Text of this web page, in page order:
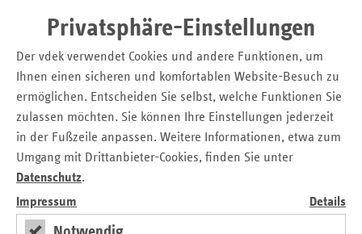
Privatsphäre-Einstellungen
Der vdek verwendet Cookies und andere Funktionen, um
Ihnen einen sicheren und komfortablen Website-Besuch zu
ermöglichen. Entscheiden Sie selbst, welche Funktionen Sie
zulassen möchten. Sie können Ihre Einstellungen jederzeit
in der Fußzeile anpassen. Weitere Informationen, etwa zum
Umgang mit Drittanbieter-Cookies, finden Sie unter
Datenschutz.
Impressum
Details
beitragspflichtige Eltern in der SPV unabhängig von der
Zahl der von ihnen betreuten und erzogenen Kinder mit
gleichen Beiträgen belastet werden. Bis Ende Juli 2023
muss ein verfassungsgemäßer Zustand hergestellt werden.
Zunächst wird der Beitragszuschlag für Kinderlose von 0,35
auf 0,6 Prozent erhöht, das ergibt für Kinderlose einen
Gesamtbeitrag von 4,0 Prozent. Für Eltern mit einem Kind
ist der allgemeine Beitragssatz von 3,4 Prozent